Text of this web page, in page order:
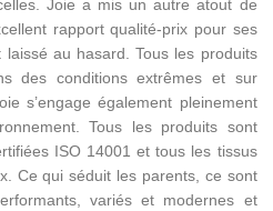
Joie a mis un autre atout de
rapport qualité-prix pour ses
laissé au hasard. Tous les produits
des conditions extrêmes et sur
s’engage également pleinement
Tous les produits sont
ISO 14001 et tous les tissus
Ce qui séduit les parents, ce sont
variés et modernes et